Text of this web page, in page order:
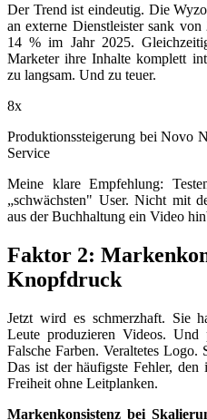
Der Trend ist eindeutig. Die
an externe Dienstleister sank
14 % im Jahr 2025.
Marketer ihre Inhalte komplett
zu langsam. Und zu teuer.
8x
Produktionssteigerung bei Novo
Service
Meine klare Empfehlung:
„schwächsten" User. Nicht mit
aus der Buchhaltung ein Video
Faktor 2:
Knopfdruck
Jetzt wird es schmerzhaft. Sie
Leute produzieren Videos. Und
Falsche Farben. Veraltetes
Das ist der häufigste Fehler, den
Freiheit ohne Leitplanken.
Markenkonsistenz bei